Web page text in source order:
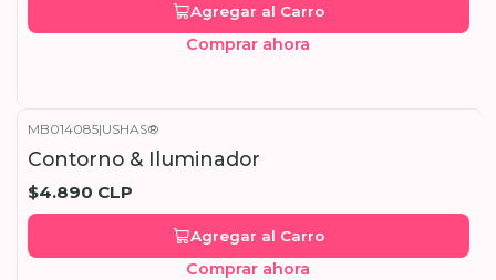
Agregar al Carro
Comprar ahora
MB014085|USHAS®
Contorno & Iluminador
$4.890 CLP
Agregar al Carro
Comprar ahora